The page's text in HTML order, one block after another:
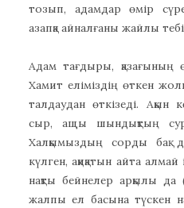
тозып, адамдар өмір
азапқа айналғаны жайлы
Адам тағдыры, қазағының
Хамит еліміздің өткен
талдаудан өткізеді. Ақын
сыр, ащы шындықтың
Халқымыздың сорды бақ
күлген, ақиқатын айта
нақты бейнелер арқылы да
жалпы ел басына түскен